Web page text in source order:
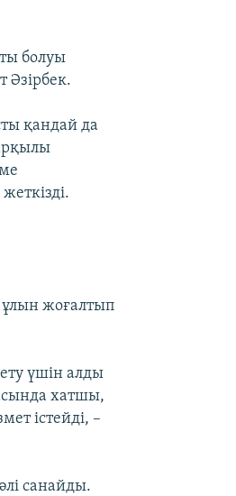
болуы
Әзірбек.
қандай да
жоғалтып
үшін алды
хатшы,
істейді, –
санайды.